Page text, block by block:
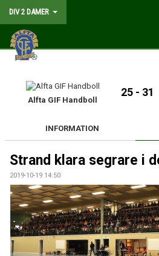
DIV 2 DAMER
HEM
NYHETER
MATCHER
KALENDER
TRUPPEN
DOKUMENT
KONTAKT
Alfta GIF Handboll
25 - 31
INFORMATION
Strand klara segrare i
2019-10-19 14:50